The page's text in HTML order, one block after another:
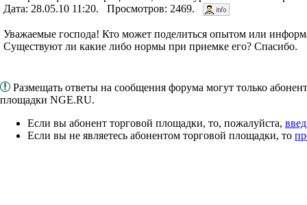
Дата: 28.05.10 11:20. Просмотров: 2469.
Уважаемые господа! Кто может поделиться опытом или
Существуют ли какие либо нормы при приемке его? Спасибо.
Размещать ответы на сообщения форума могут только
площадки NGE.RU.
Если вы абонент торговой площадки, то, пожалуйста,
Если вы не являетесь абонентом торговой площадки, то